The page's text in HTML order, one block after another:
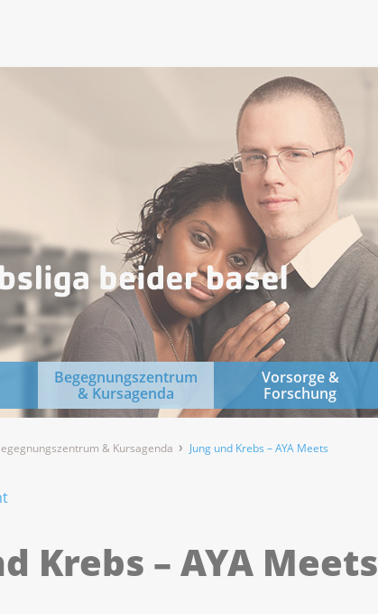
Begegnungszentrum
& Kursagenda
Vorsorge &
Forschung
& Kursagenda Jung und Krebs – AYA Meets
Krebs – AYA Meets